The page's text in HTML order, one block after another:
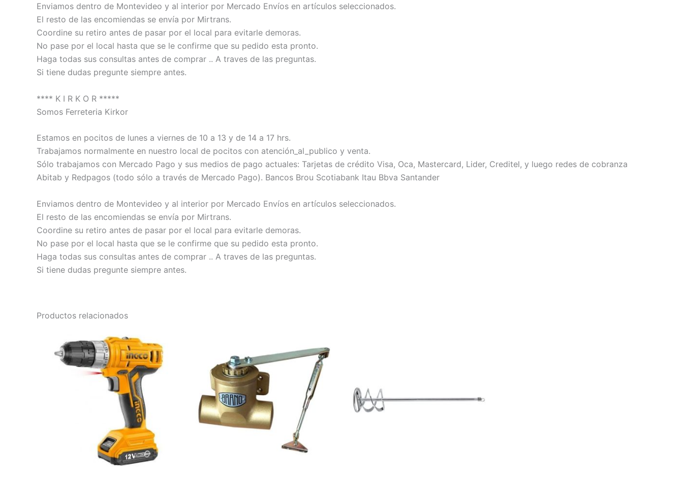
Enviamos dentro de Montevideo y al interior por Mercado Envíos en artículos seleccionados.
El resto de las encomiendas se envía por Mirtrans.
Coordine su retiro antes de pasar por el local para evitarle demoras.
No pase por el local hasta que se le confirme que su pedido esta pronto.
Haga todas sus consultas antes de comprar .. A traves de las preguntas.
Si tiene dudas pregunte siempre antes.
**** K I R K O R *****
Somos Ferreteria Kirkor
Estamos en pocitos de lunes a viernes de 10 a 13 y de 14 a 17 hrs.
Trabajamos normalmente en nuestro local de pocitos con atención_al_publico y venta.
Sólo trabajamos con Mercado Pago y sus medios de pago actuales: Tarjetas de crédito Visa, Oca, Mastercard, Lider, Creditel, y luego redes de cobranza
Abitab y Redpagos (todo sólo a través de Mercado Pago). Bancos Brou Scotiabank Itau Bbva Santander
Enviamos dentro de Montevideo y al interior por Mercado Envíos en artículos seleccionados.
El resto de las encomiendas se envía por Mirtrans.
Coordine su retiro antes de pasar por el local para evitarle demoras.
No pase por el local hasta que se le confirme que su pedido esta pronto.
Haga todas sus consultas antes de comprar .. A traves de las preguntas.
Si tiene dudas pregunte siempre antes.
Productos relacionados